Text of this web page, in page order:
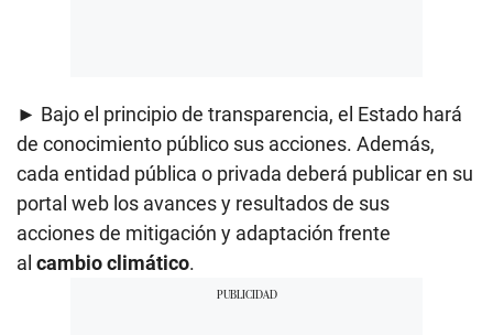
► Bajo el principio de transparencia, el Estado hará
de conocimiento público sus acciones. Además,
cada entidad pública o privada deberá publicar en su
portal web los avances y resultados de sus
acciones de mitigación y adaptación frente
al cambio climático.